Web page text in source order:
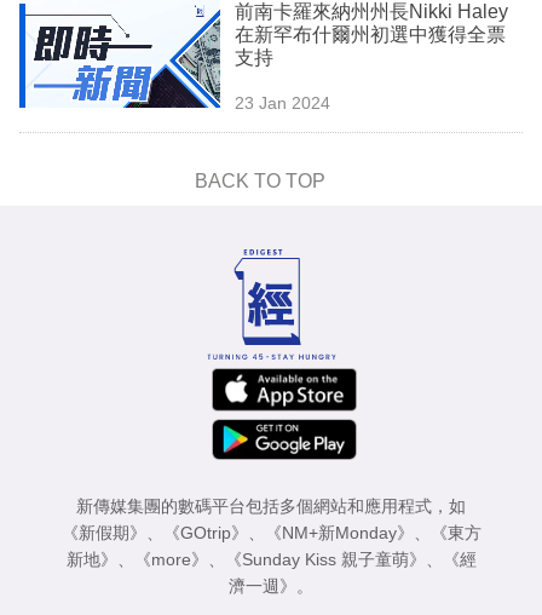
前南卡羅來納州州長Nikki Haley
在新罕布什爾州初選中獲得全票
支持
23 Jan 2024
BACK TO TOP
新傳媒集團的數碼平台包括多個網站和應用程式，如
《新假期》 、 《GOtrip》 、 《NM+新Monday》 、
《東方
新地》 、 《more》 、 《Sunday Kiss 親子童萌》 、
《經
濟一週》 。